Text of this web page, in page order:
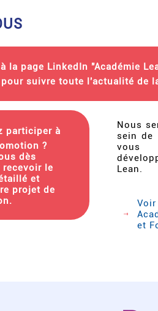
la page LinkedIn "Académie
suivre toute l'actualité de
participer à
?
dès
le
et
projet de
Nous
sein de
vous
Lean.
et